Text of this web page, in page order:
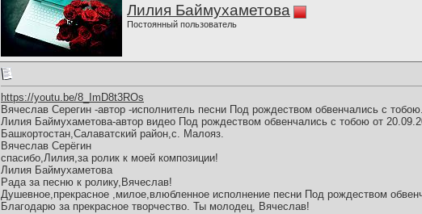
Лилия Баймухаметова
Постоянный пользователь
https://youtu.be/8_ImD8t3ROs
Вячеслав Серегин -автор -исполнитель песни Под рождеством обвенчались с тобою.
Лилия Баймухаметова-автор видео Под рождеством обвенчались с тобою от
Башкортостан,Салаватский район,с. Малояз.
Вячеслав Серёгин
спасибо,Лилия,за ролик к моей композиции!
Лилия Баймухаметова
Рада за песню к ролику,Вячеслав!
Душевное,прекрасное ,милое,влюбленное исполнение песни Под рождеством
Благодарю за прекрасное творчество. Ты молодец, Вячеслав!